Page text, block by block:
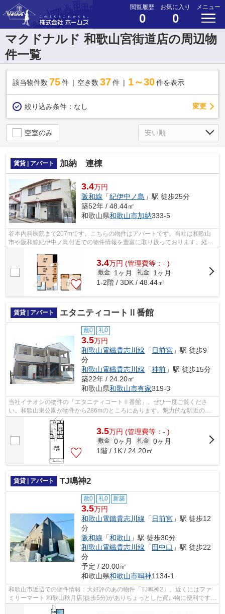
閲覧履歴
0
お気に入り
0
メニュー
マクドナルド 和歌山宮街道店の周辺物
件一覧
該当物件数 75件 空き数 37 件 1～30 件を表示
絞り込み条件： なし 変更
空室のみ
賃貸 | アパート 加納 連棟
3.4万円
阪和線 「紀伊中ノ島 」駅 徒歩25分
築52年 / 48.44㎡
和歌山県和歌山市加納333-5
谷本内科医院まで207mです。こちらの物件はアパートです。当社は和歌山
市や阪和線紀伊中ノ島付近での物件情報を豊富に取り扱っております。経験
3.4万円 (管理費等：- )
敷金 1ヶ月 礼金
1ヶ月
1-2階 / 3DK / 48.44㎡
賃貸 | アパート エタニティコートⅡ番館
敷0 礼0
3.5万円
和歌山電鐵貴志川線 「 日前宮 」駅 徒歩9
分
和歌山電鐵貴志川線 「神前 」駅 徒歩15分
築22年 / 24.20㎡
和歌山県和歌山市有家319-3
当社イチオシの物件の「エタニティコートⅡ番館」。ぜひ一度ご覧くださ
い。和歌山東公園が物件から286mのところにあります。魅力的な駅近の物
件で、駅まで徒歩9分です。こちらの物件は...
3.5万円 (管理費等：- )
敷金 0ヶ月 礼金 0ヶ月
1階 / 1K / 24.20㎡
賃貸 | アパート TJ鳴神2
敷0 礼0 新築
3.5万円
和歌山電鐵貴志川線 「 日前宮 」駅 徒歩12
分
阪和線 「和歌山 」駅 徒歩30分
和歌山電鐵貴志川線 「 田中口 」駅 徒歩22
分
予定 / 20.00㎡
和歌山県和歌山市鳴神1134-1
和歌山市近辺での物件情報：大好評のあの物件「TJ鳴神2」。近くにはファ
ミリーマート 和歌山秋月店(徒歩5分)がありちょっとした買い物に便利です。
こちらの物件はアパートです。駅まで...